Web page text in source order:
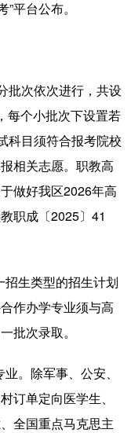
平台公布。
次依次进行，共设
每个小批次下设置若
科目须符合报考院校
相关志愿。职教高
做好我区2026年高
职成〔2025〕41
生类型的招生计划
作办学专业须与高
批次录取。
。除军事、公安、
订单定向医学生、
全国重点马克思主